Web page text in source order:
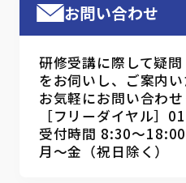
お問い合わせ
研修受講に際して疑
をお伺いし、ご案内い
お気軽にお問い合わせ
［フリーダイヤル］
受付時間 8:30～18:00
月～金（祝日除く）